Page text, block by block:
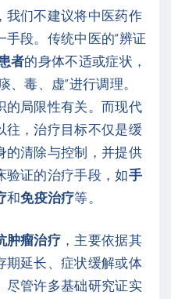
我们不建议将中医药作
手段。传统中医的“辨证
者的身体不适或症状，
、毒、虚”进行调理。
的局限性有关。而现代
往，治疗目标不仅是缓
的清除与控制，并提供
验证的治疗手段，如手
和免疫治疗等。
肿瘤治疗 ，主要依据其
期延长、症状缓解或体
尽管许多基础研究证实